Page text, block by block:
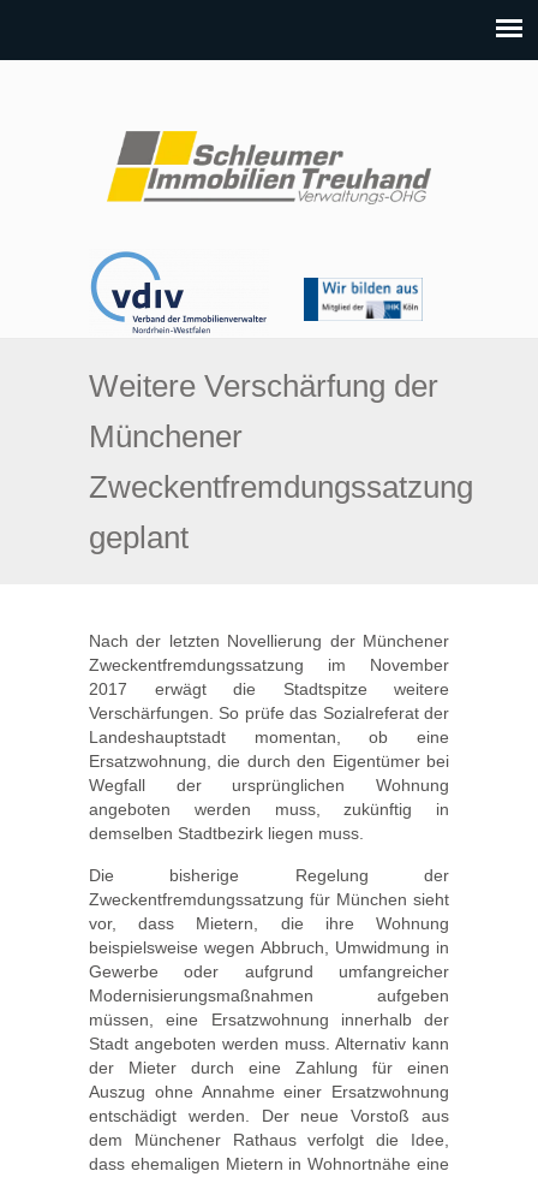
Weitere Verschärfung der
Münchener
Zweckentfremdungssatzung
geplant
Nach der letzten Novellierung der Münchener
Zweckentfremdungssatzung im November
2017 erwägt die Stadtspitze weitere
Verschärfungen. So prüfe das Sozialreferat der
Landeshauptstadt momentan, ob eine
Ersatzwohnung, die durch den Eigentümer bei
Wegfall der ursprünglichen Wohnung
angeboten werden muss, zukünftig in
demselben Stadtbezirk liegen muss.
Die bisherige Regelung der
Zweckentfremdungssatzung für München sieht
vor, dass Mietern, die ihre Wohnung
beispielsweise wegen Abbruch, Umwidmung in
Gewerbe oder aufgrund umfangreicher
Modernisierungsmaßnahmen aufgeben
müssen, eine Ersatzwohnung innerhalb der
Stadt angeboten werden muss. Alternativ kann
der Mieter durch eine Zahlung für einen
Auszug ohne Annahme einer Ersatzwohnung
entschädigt werden. Der neue Vorstoß aus
dem Münchener Rathaus verfolgt die Idee,
dass ehemaligen Mietern in Wohnortnähe eine